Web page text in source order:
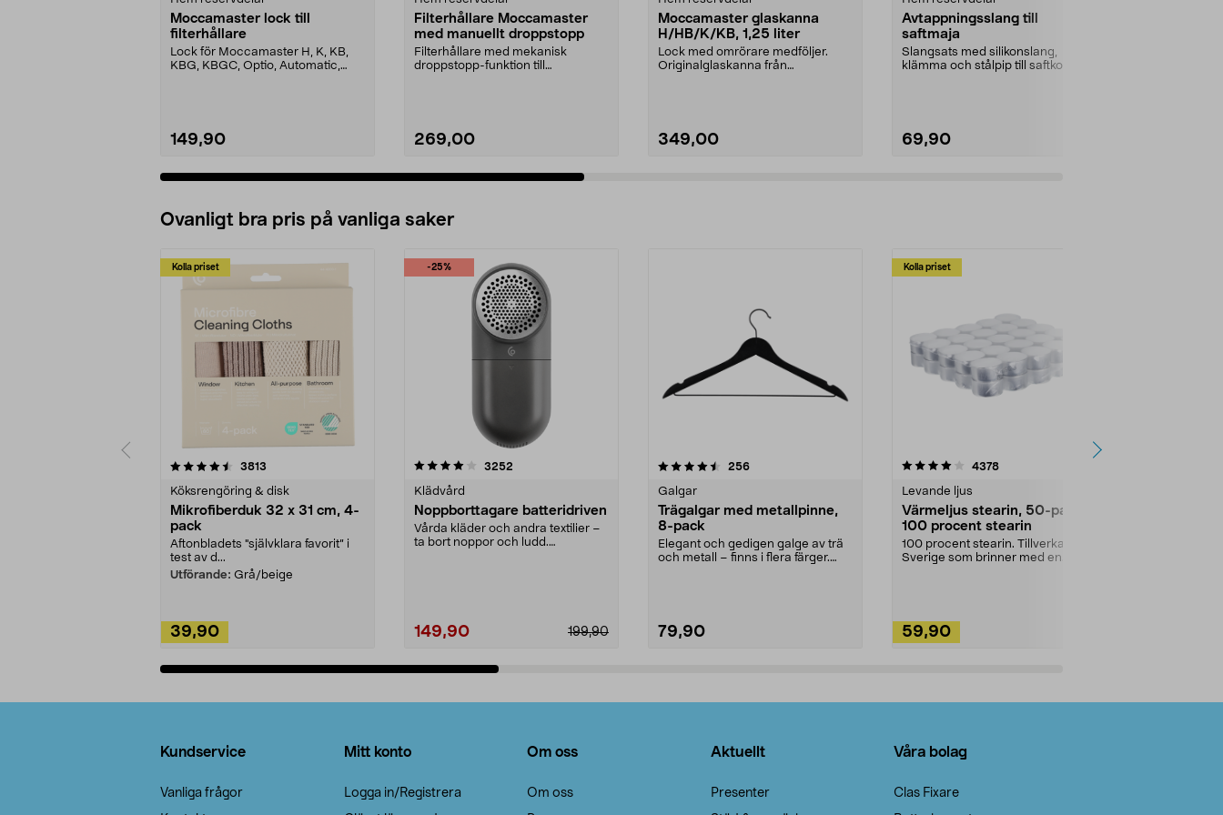
Moccamaster lock till
filterhållare
Lock för Moccamaster H, K, KB,
KBG, KBGC, Optio, Automatic,
149,90
Filterhållare Moccamaster
med manuellt droppstopp
Filterhållare med mekanisk
droppstopp-funktion till
269,00
Moccamaster glaskanna
H/HB/K/KB, 1,25 liter
Lock med omrörare medföljer.
Originalglaskanna från
349,00
Avtappningsslang till
saftmaja
Slangsats med silikonslang,
klämma och stålpip till saftkokare.
69,90
Ovanligt bra pris på vanliga saker
Kolla priset
3813
Köksrengöring & disk
Mikrofiberduk 32 x 31 cm, 4-
pack
Aftonbladets "självklara favorit” i
test av d...
Utförande: Grå/beige
39,90
-25%
4.0av 5 stjärnor 3252
Klädvård
Noppborttagare batteridriven
Vårda kläder och andra textilier –
ta bort noppor och ludd.
199,90
149,90
4.5av 5 stjärnor 256recensioner
Galgar
Trägalgar med metallpinne,
8-pack
Elegant och gedigen galge av trä
och metall – finns i flera färger.
79,90
Kolla priset
4.0av 5 stjärnor 4378recensioner
Levande ljus
Värmeljus stearin, 50-pack,
100 procent stearin
100 procent stearin. Tillverkade i
Sverige som brinner med en
59,90
4.5av 5 stjärnor
Kundservice
Vanliga frågor
Mitt konto
Logga in/Registrera
Om oss
Om oss
Aktuellt
Presenter
Våra bolag
Clas Fixare